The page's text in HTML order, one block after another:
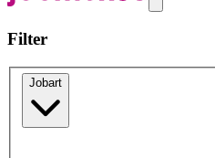
Filter
Jobart